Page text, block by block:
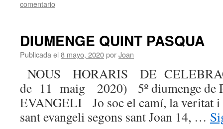
comentario
DIUMENGE QUINT PASQUA
Publicada el 8 mayo, 2020porJoan
NOUS HORARIS DE
de 11 maig 2020) 5º diumenge de
EVANGELI Jo soc el camí, la veritat
sant evangeli segons sant Joan 14, …